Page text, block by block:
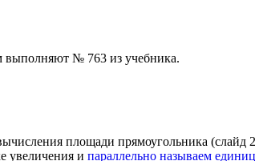
выполняют № 763 из учебника.
площади прямоугольника (слайд
увеличения и параллельно называем